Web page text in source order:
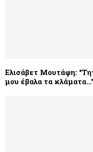
Ελισάβετ Μουτάφη:
μου έβαλα τα